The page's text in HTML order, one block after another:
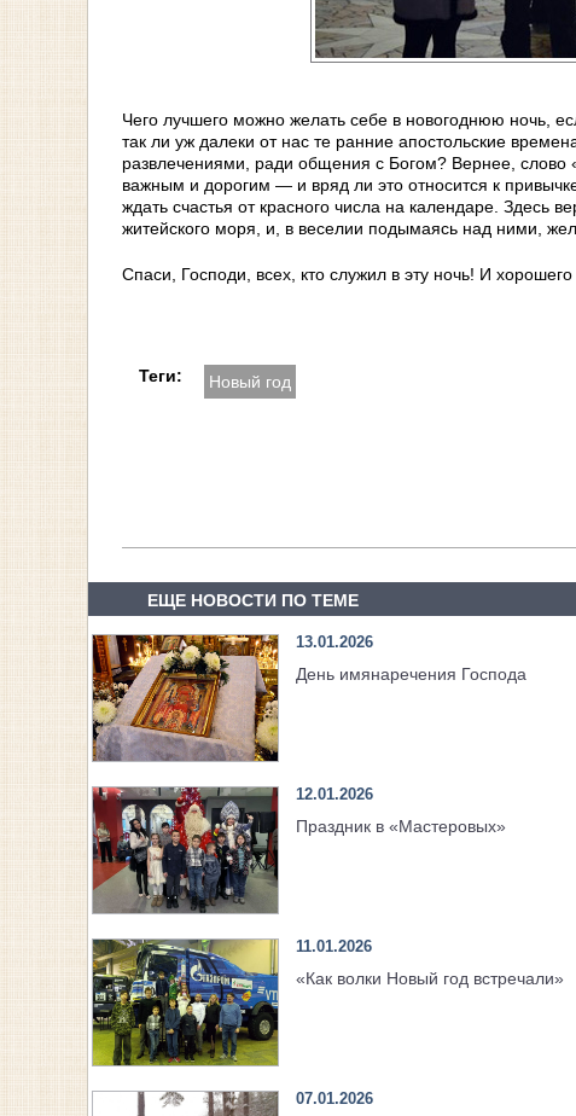
Чего лучшего можно желать себе в новогоднюю ночь,
так ли уж далеки от нас те ранние апостольские
развлечениями, ради общения с Богом? Вернее, слово
важным и дорогим — и вряд ли это относится к
ждать счастья от красного числа на календаре. Здесь
житейского моря, и, в веселии подымаясь над ними,
Спаси, Господи, всех, кто служил в эту ночь! И
Теги: Новый год
ЕЩЕ НОВОСТИ ПО ТЕМЕ
13.01.2026
День имянаречения Господа
12.01.2026
Праздник в «Мастеровых»
11.01.2026
«Как волки Новый год встречали»
07.01.2026